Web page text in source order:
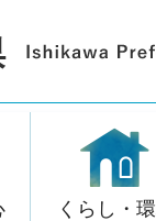
くらし・